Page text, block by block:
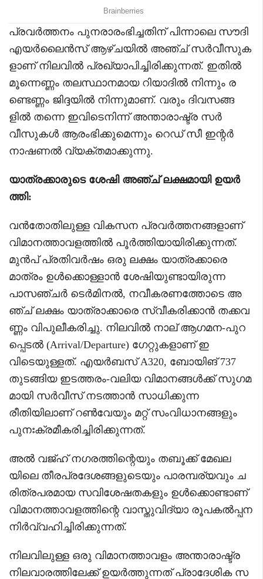
പ്രവർത്തനം പുനരാരംഭിച്ചതിന് പിന്നാലെ സൗദി
എയർലൈൻസ് ആഴ്ചയിൽ അഞ്ച് സർവീസുക
ളാണ് നിലവിൽ പ്രഖ്യാപിച്ചിരിക്കുന്നത്. ഇതിൽ
മൂന്നെണ്ണം തലസ്ഥാനമായ റിയാദിൽ നിന്നും ര
ണ്ടെണ്ണം ജിദ്ദയിൽ നിന്നുമാണ്. വരും ദിവസങ്ങ
ളിൽ തന്നെ ഇവിടെനിന്ന് അന്താരാഷ്ട്ര സർ
വീസുകൾ ആരംഭിക്കുമെന്നും റെഡ് സീ ഇന്റർ
നാഷണൽ വ്യക്തമാക്കുന്നു.
യാത്രക്കാരുടെ ശേഷി അഞ്ച് ലക്ഷമായി ഉയർ
ത്തി:
വൻതോതിലുള്ള വികസന പ്രവർത്തനങ്ങളാണ്
വിമാനത്താവളത്തിൽ പൂർത്തിയായിരിക്കുന്നത്.
മുൻപ് പ്രതിവർഷം ഒരു ലക്ഷം യാത്രക്കാരെ
മാത്രം ഉൾക്കൊള്ളാൻ ശേഷിയുണ്ടായിരുന്ന
പാസഞ്ചർ ടെർമിനൽ, നവീകരണത്തോടെ അ
ഞ്ച് ലക്ഷം യാത്രാക്കാരെ സ്വീകരിക്കാൻ തക്കവ
ണ്ണം വിപുലീകരിച്ചു. നിലവിൽ നാല് ആഗമന-പുറ
പ്പെടൽ (Arrival/Departure) ഗേറ്റുകളാണ് ഇ
വിടെയുള്ളത്. എയർബസ് A320, ബോയിങ് 737
തുടങ്ങിയ ഇടത്തരം-വലിയ വിമാനങ്ങൾക്ക് സുഗമ
മായി സർവീസ് നടത്താൻ സാധിക്കുന്ന
രീതിയിലാണ് റൺവേയും മറ്റ് സംവിധാനങ്ങളും
പുനഃക്രമീകരിച്ചിരിക്കുന്നത്.
അൽ വജ്ഹ് നഗരത്തിന്റെയും തബൂക്ക് മേഖല
യിലെ തീരപ്രദേശങ്ങളുടെയും പാരമ്പര്യവും ച
രിത്രപരമായ സവിശേഷതകളും ഉൾക്കൊണ്ടാണ്
വിമാനത്താവളത്തിന്റെ വാസ്തുവിദ്യാ രൂപകൽപ്പന
നിർവ്വഹിച്ചിരിക്കുന്നത്.
നിലവിലുള്ള ഒരു വിമാനത്താവളം അന്താരാഷ്ട്ര
നിലവാരത്തിലേക്ക് ഉയർത്തുന്നത് പ്രാദേശിക സ